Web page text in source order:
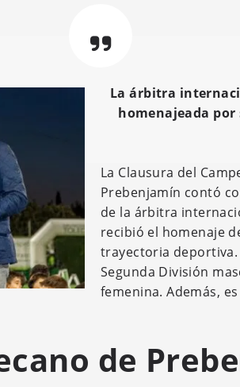
La árbitra
homenajeada
La Clausura del
Prebenjamín contó
de la árbitra
recibió el homenaje
trayectoria
Segunda División
femenina. Además,
de